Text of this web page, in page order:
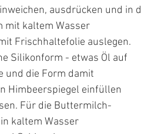
ausdrücken und in
mit kaltem Wasser
Frischhaltefolie auslegen.
Silikonform - etwas Öl auf
und die Form damit
Himbeerspiegel einfüllen
Für die Buttermilch-
kaltem Wasser